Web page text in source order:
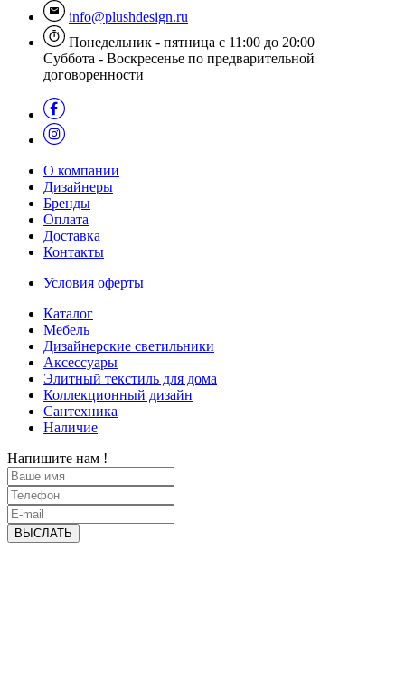
info@plushdesign.ru
Понедельник - пятница с 11:00 до 20:00
Суббота - Воскресенье по предварительной
договоренности
О компании
Дизайнеры
Бренды
Оплата
Доставка
Контакты
Условия оферты
Каталог
Мебель
Дизайнерские светильники
Аксессуары
Элитный текстиль для дома
Коллекционный дизайн
Сантехника
Наличие
Напишите нам !
ВЫСЛАТЬ